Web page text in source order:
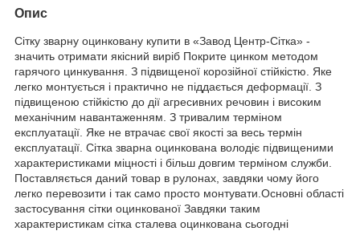
Опис
Сітку зварну оцинковану купити в «Завод Центр-Сітка» -
значить отримати якісний виріб Покрите цинком методом
гарячого цинкування. З підвищеної корозійної стійкістю. Яке
легко монтується і практично не піддається деформації. З
підвищеною стійкістю до дії агресивних речовин і високим
механічним навантаженням. З тривалим терміном
експлуатації. Яке не втрачає свої якості за весь термін
експлуатації. Сітка зварна оцинкована володіє підвищеними
характеристиками міцності і більш довгим терміном служби.
Поставляється даний товар в рулонах, завдяки чому його
легко перевозити і так само просто монтувати.Основні області
застосування сітки оцинкованої Завдяки таким
характеристикам сітка сталева оцинкована сьогодні